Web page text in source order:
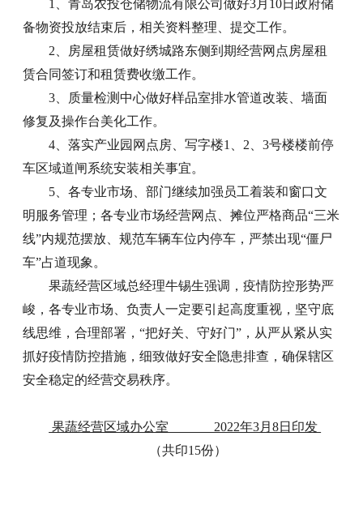
1、青岛农投仓储物流有限公司做好3月10日政府储
备物资投放结束后，相关资料整理、提交工作。
2、房屋租赁做好绣城路东侧到期经营网点房屋租
赁合同签订和租赁费收缴工作。
3、质量检测中心做好样品室排水管道改装、墙面
修复及操作台美化工作。
4、落实产业园网点房、写字楼1、2、3号楼楼前停
车区域道闸系统安装相关事宜。
5、各专业市场、部门继续加强员工着装和窗口文
明服务管理；各专业市场经营网点、摊位严格商品“三米
线”内规范摆放、规范车辆车位内停车，严禁出现“僵尸
车”占道现象。
果蔬经营区域总经理牛锡生强调，疫情防控形势严
峻，各专业市场、负责人一定要引起高度重视，坚守底
线思维，合理部署，“把好关、守好门”，从严从紧从实
抓好疫情防控措施，细致做好安全隐患排查，确保辖区
安全稳定的经营交易秩序。
果蔬经营区域办公室 2022年3月8日印发
（共印15份）